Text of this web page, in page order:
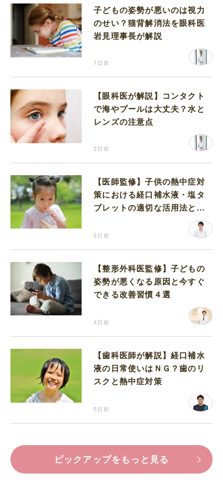
子どもの姿勢が悪いのは視力
のせい？猫背解消法を眼科医
岩見理事長が解説
1日前
【眼科医が解説】コンタクト
で海やプールは大丈夫？水と
レンズの注意点
2日前
【医師監修】子供の熱中症対
策における経口補水液・塩タ
ブレットの適切な活用法と水
3日前
【整形外科医監修】子どもの
姿勢が悪くなる原因と今すぐ
できる改善習慣４選
4日前
【歯科医師が解説】経口補水
液の日常使いはＮＧ？歯のリ
スクと熱中症対策
5日前
ピックアップをもっと見る